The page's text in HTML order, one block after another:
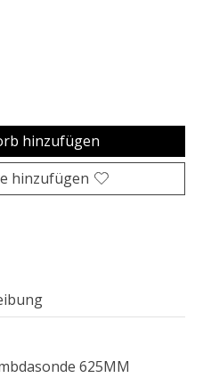
hinzufügen
hinzufügen
625MM